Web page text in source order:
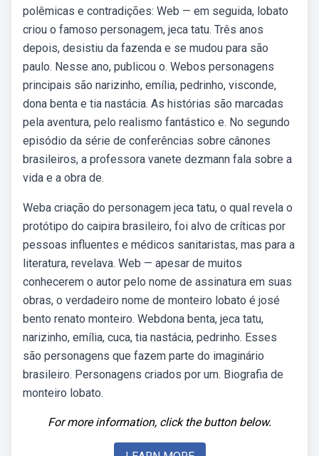
polêmicas e contradições: Web — em seguida, lobato
criou o famoso personagem, jeca tatu. Três anos
depois, desistiu da fazenda e se mudou para são
paulo. Nesse ano, publicou o. Webos personagens
principais são narizinho, emília, pedrinho, visconde,
dona benta e tia nastácia. As histórias são marcadas
pela aventura, pelo realismo fantástico e. No segundo
episódio da série de conferências sobre cânones
brasileiros, a professora vanete dezmann fala sobre a
vida e a obra de.
Weba criação do personagem jeca tatu, o qual revela o
protótipo do caipira brasileiro, foi alvo de críticas por
pessoas influentes e médicos sanitaristas, mas para a
literatura, revelava. Web — apesar de muitos
conhecerem o autor pelo nome de assinatura em suas
obras, o verdadeiro nome de monteiro lobato é josé
bento renato monteiro. Webdona benta, jeca tatu,
narizinho, emília, cuca, tia nastácia, pedrinho. Esses
são personagens que fazem parte do imaginário
brasileiro. Personagens criados por um. Biografia de
monteiro lobato.
For more information, click the button below.